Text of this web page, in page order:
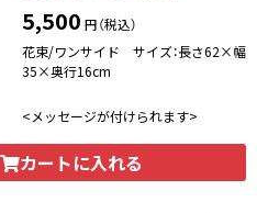
5,500 円（税込）
花束/ワンサイド サイズ：長さ62×幅
35×奥行16cm
<メッセージが付けられます>
カートに入れる